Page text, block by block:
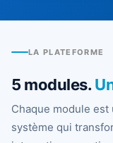
LA PLATEFORME
5 modules.
Chaque module
système qui